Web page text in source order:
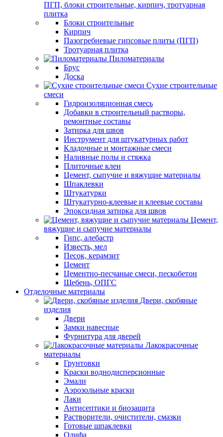
ПГП, блоки строительные, кирпич, тротуарная
плитка
Блоки строительные
Кирпич
Пазогребневые гипсовые плиты (ПГП)
Тротуарная плитка
Пиломатериалы
Брус
Доска
Сухие строительные
смеси
Гидроизоляционная смесь
Добавки в строительный растворы,
ремонтные составы
Затирка для швов
Инструмент для штукатурных работ
Кладочные и монтажные смеси
Наливные полы и стяжка
Плиточные клеи
Цемент, сыпучие и вяжущие материалы
Шпаклевки
Штукатурки
Штукатурно-клеевые и клеевые составы
Эпоксидная затирка для швов
Цемент,
вяжущие и сыпучие материалы
Гипс, алебастр
Известь, мел
Песок, керамзит
Цемент
Цементно-песчаные смеси, пескобетон
Щебень, ОПГС
Отделочные материалы
Двери, скобяные
изделия
Двери
Замки навесные
Фурнитура для дверей
Лакокрасочные
материалы
Грунтовки
Краски воднодисперсионные
Эмали
Аэрозольные краски
Лаки
Антисептики и биозащита
Растворители, очистители, смазки
Готовые шпаклевки
Олифа